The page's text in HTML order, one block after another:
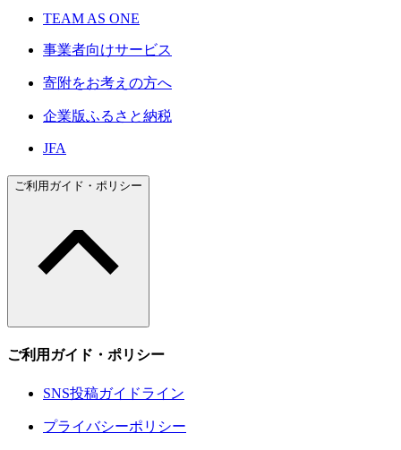
TEAM AS ONE
事業者向けサービス
寄附をお考えの方へ
企業版ふるさと納税
JFA
ご利用ガイド・ポリシー
ご利用ガイド・ポリシー
SNS投稿ガイドライン
プライバシーポリシー